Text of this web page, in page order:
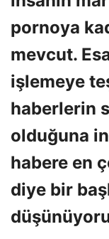
pornoya
mevcut.
işlemeye
haberlerin
olduğuna
habere en
diye bir